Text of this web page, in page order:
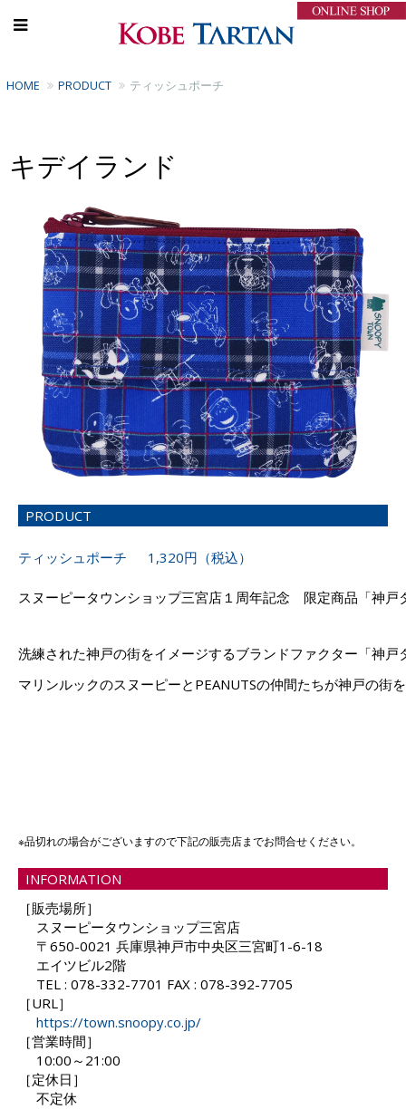
HOME PRODUCT ティッシュポーチ
キデイランド
PRODUCT
ティッシュポーチ 1,320円（税込）
スヌーピータウンショップ三宮店１周年記念 限定商品「神戸
洗練された神戸の街をイメージするブランドファクター「神戸
マリンルックのスヌーピーとPEANUTSの仲間たちが神戸の街
※品切れの場合がございますので下記の販売店までお問合せください。
INFORMATION
［販売場所］
スヌーピータウンショップ三宮店
〒650-0021 兵庫県神戸市中央区三宮町1-6-18
エイツビル2階
TEL : 078-332-7701 FAX : 078-392-7705
［URL］
https://town.snoopy.co.jp/
［営業時間］
10:00～21:00
［定休日］
不定休